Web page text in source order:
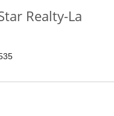
Realty-La